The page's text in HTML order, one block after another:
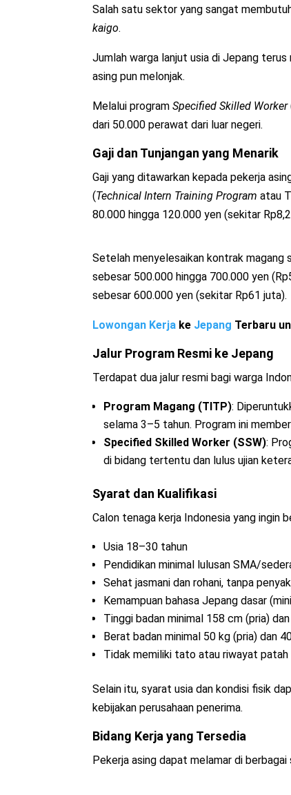
Salah satu sektor yang sangat
kaigo.
Jumlah warga lanjut usia di Jepang
asing pun melonjak.
Melalui programSpecified Skilled Worker
dari 50.000 perawat dari luar negeri.
Gaji dan Tunjangan yang Menarik
Gaji yang ditawarkan kepada pekerja
(Technical Intern Training Program atau
80.000 hingga 120.000 yen (sekitar
Setelah menyelesaikan kontrak magang
sebesar 500.000 hingga 700.000 yen
sebesar 600.000 yen (sekitar Rp61 juta).
Lowongan Kerja ke Jepang Terbaru
Jalur Program Resmi ke Jepang
Terdapat dua jalur resmi bagi warga
Program Magang (TITP):
selama 3–5 tahun. Program ini
Specified Skilled Worker (SSW):
di bidang tertentu dan lulus ujian
Syarat dan Kualifikasi
Calon tenaga kerja Indonesia yang ingin
Usia 18–30 tahun
Pendidikan minimal lulusan SMA/
Sehat jasmani dan rohani, tanpa
Kemampuan bahasa Jepang dasar
Tinggi badan minimal 158 cm (pria)
Berat badan minimal 50 kg (pria) dan
Tidak memiliki tato atau riwayat
Selain itu, syarat usia dan kondisi fisik
kebijakan perusahaan penerima.
Bidang Kerja yang Tersedia
Pekerja asing dapat melamar di